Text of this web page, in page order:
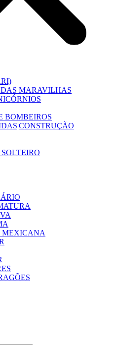
MARAVILHAS
BOMBEIROS
MEXICANA